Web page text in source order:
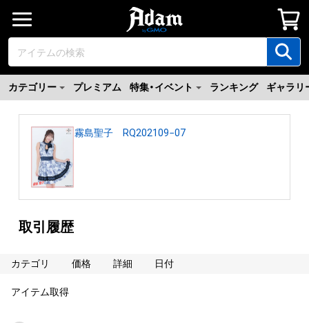
カテゴリー プレミアム 特集・イベント ランキング ギャラリ
霧島聖子 RQ202109−07
取引履歴
カテゴリ 価格 詳細 日付
アイテム取得